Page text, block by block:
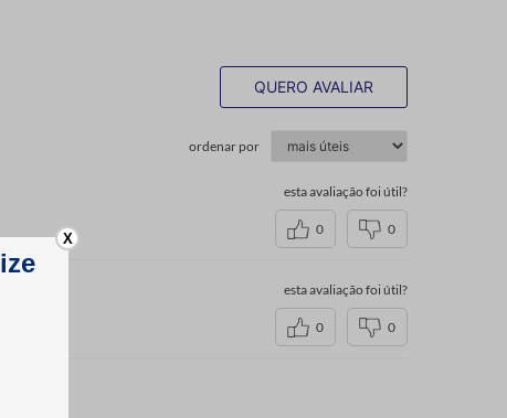
QUERO AVALIAR
ordenar por
esta avaliação foi útil?
0 0
esta avaliação foi útil?
0 0
X